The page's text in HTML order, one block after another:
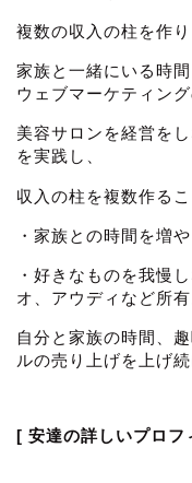
複数の収入の柱を作り
家族と一緒にいる時
ウェブマーケティン
美容サロンを経営を
を実践し、
収入の柱を複数作るこ
・家族との時間を増
・好きなものを我慢
オ、アウディなど所有
自分と家族の時間、
ルの売り上げを上げ
[ 安達の詳しいプロフ